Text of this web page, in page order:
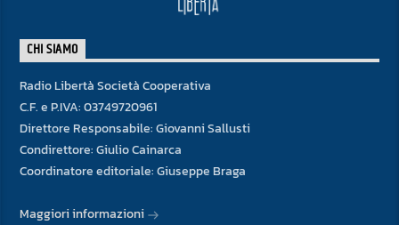
CHI SIAMO
Radio Libertà Società Cooperativa
C.F. e P.IVA: 03749720961
Direttore Responsabile: Giovanni Sallusti
Condirettore: Giulio Cainarca
Coordinatore editoriale: Giuseppe Braga
Maggiori informazioni